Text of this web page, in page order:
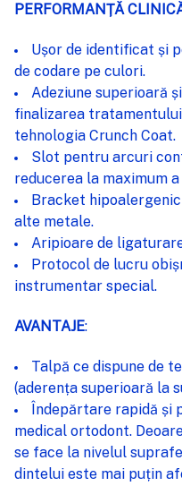
PERFORMANȚĂ
Ușor de identificat și
de codare pe culori.
Adeziune superioară
finalizarea
tehnologia Crunch Coat.
Slot pentru arcuri
reducerea la maximum
Bracket hipoalergenic
alte metale.
Aripioare de
Protocol de lucru
instrumentar special.
AVANTAJE:
Talpă ce dispune de
(aderența superioară la
Îndepărtare rapidă și
medical ortodont.
se face la nivelul
dintelui este mai puțin